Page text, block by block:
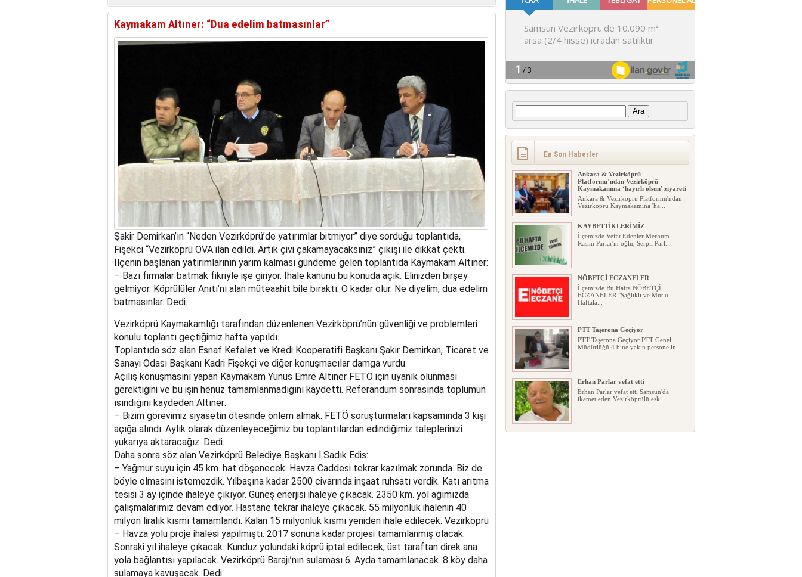
Kaymakam Altıner: “Dua edelim batmasınlar”
Şakir Demirkan’ın “Neden Vezirköprü’de yatırımlar bitmiyor” diye sorduğu toplantıda,
Fişekci “Vezirköprü OVA ilan edildi. Artık çivi çakamayacaksınız” çıkışı ile dikkat çekti.
İlçenin başlanan yatırımlarının yarım kalması gündeme gelen toplantıda Kaymakam Altıner:
– Bazı firmalar batmak fikriyle işe giriyor. İhale kanunu bu konuda açık. Elinizden birşey
gelmiyor. Köprülüler Anıtı’nı alan müteaahit bile bıraktı. O kadar olur. Ne diyelim, dua edelim
batmasınlar. Dedi.
Vezirköprü Kaymakamlığı tarafından düzenlenen Vezirköprü’nün güvenliği ve problemleri
konulu toplantı geçtiğimiz hafta yapıldı.
Toplantıda söz alan Esnaf Kefalet ve Kredi Kooperatifi Başkanı Şakir Demirkan, Ticaret ve
Sanayi Odası Başkanı Kadri Fişekçi ve diğer konuşmacılar damga vurdu.
Açılış konuşmasını yapan Kaymakam Yunus Emre Altıner FETÖ için uyanık olunması
gerektiğini ve bu işin henüz tamamlanmadığını kaydetti. Referandum sonrasında toplumun
ısındığını kaydeden Altıner:
– Bizim görevimiz siyasetin ötesinde önlem almak. FETÖ soruşturmaları kapsamında 3 kişi
açığa alındı. Aylık olarak düzenleyeceğimiz bu toplantılardan edindiğimiz taleplerinizi
yukarıya aktaracağız. Dedi.
Daha sonra söz alan Vezirköprü Belediye Başkanı İ.Sadık Edis:
– Yağmur suyu için 45 km. hat döşenecek. Havza Caddesi tekrar kazılmak zorunda. Biz de
böyle olmasını istemezdik. Yılbaşına kadar 2500 civarında inşaat ruhsatı verdik. Katı arıtma
tesisi 3 ay içinde ihaleye çıkıyor. Güneş enerjisi ihaleye çıkacak. 2350 km. yol ağımızda
çalışmalarımız devam ediyor. Hastane tekrar ihaleye çıkacak. 55 milyonluk ihalenin 40
milyon liralık kısmı tamamlandı. Kalan 15 milyonluk kısmı yeniden ihale edilecek. Vezirköprü
– Havza yolu proje ihalesi yapılmıştı. 2017 sonuna kadar projesi tamamlanmış olacak.
Sonraki yıl ihaleye çıkacak. Kunduz yolundaki köprü iptal edilecek, üst taraftan direk ana
yola bağlantısı yapılacak. Vezirköprü Barajı’nın sulaması 6. Ayda tamamlanacak. 8 köy daha
sulamaya kavuşacak. Dedi.
Arama:
En Son Haberler
Kunduz Yağlı Güreşlerinde Söz Er
Meydanında
Kunduz Yağlı Güreşlerinde Söz Er
Ankara & Vezirköprü
Platformu’ndan Vezirköprü
Kaymakamına ‘hayırlı olsun’ ziyareti
Ankara & Vezirköprü Platformu'ndan
Vezirköprü Kaymakamına 'ha...
KAYBETTİKLERİMİZ
İlçemizde Vefat Edenler Merhum
Rasim Parlar'ın oğlu, Serpil Parl...
NÖBETÇİ ECZANELER
İlçemizde Bu Hafta NÖBETÇİ
ECZANELER "Sağlıklı ve Mutlu
Haftala...
PTT Taşerona Geçiyor
PTT Taşerona Geçiyor PTT Genel
Müdürlüğü 4 bine yakın personelin...
Erhan Parlar vefat etti
Erhan Parlar vefat etti Samsun'da
ikamet eden Vezirköprülü eski ...
AGD Vezirköprü Temsilciliği yeni